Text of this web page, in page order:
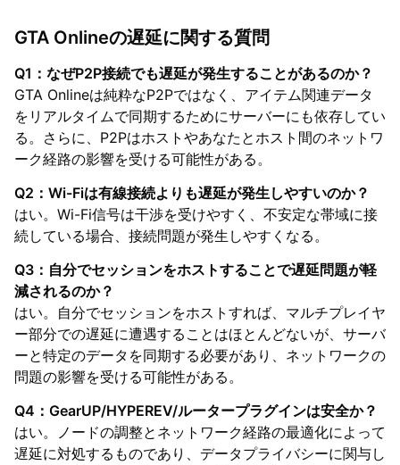
GTA Onlineの遅延に関する質問
Q1：なぜP2P接続でも遅延が発生することがあるのか？
GTA Onlineは純粋なP2Pではなく、アイテム関連データ
をリアルタイムで同期するためにサーバーにも依存してい
る。さらに、P2Pはホストやあなたとホスト間のネットワ
ーク経路の影響を受ける可能性がある。
Q2：Wi-Fiは有線接続よりも遅延が発生しやすいのか？
はい。Wi-Fi信号は干渉を受けやすく、不安定な帯域に接
続している場合、接続問題が発生しやすくなる。
Q3：自分でセッションをホストすることで遅延問題が軽
減されるのか？
はい。自分でセッションをホストすれば、マルチプレイヤ
ー部分での遅延に遭遇することはほとんどないが、サーバ
ーと特定のデータを同期する必要があり、ネットワークの
問題の影響を受ける可能性がある。
Q4：GearUP/HYPEREV/ルータープラグインは安全か？
はい。ノードの調整とネットワーク経路の最適化によって
遅延に対処するものであり、データプライバシーに関与し